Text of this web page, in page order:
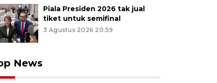
Piala Presiden 2026 tak jual
tiket untuk semifinal
3 Agustus 2026 20:59
News